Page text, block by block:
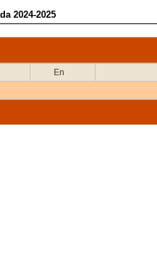
2024-2025
En